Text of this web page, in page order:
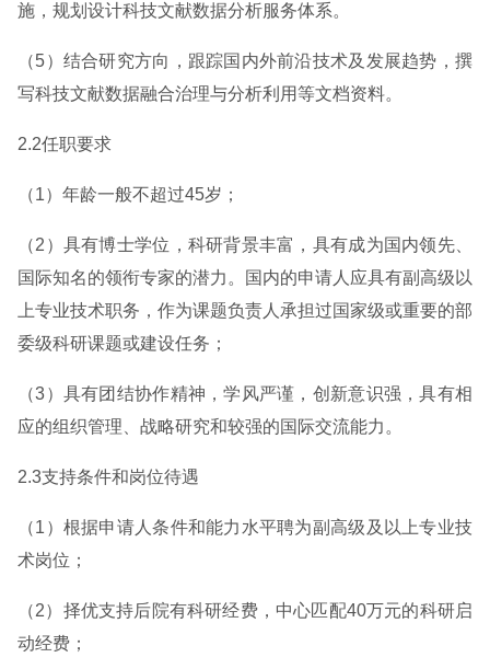
施，规划设计科技文献数据分析服务体系。
（5）结合研究方向，跟踪国内外前沿技术及发展趋势，撰
写科技文献数据融合治理与分析利用等文档资料。
2.2任职要求
（1）年龄一般不超过45岁；
（2）具有博士学位，科研背景丰富，具有成为国内领先、
国际知名的领衔专家的潜力。国内的申请人应具有副高级以
上专业技术职务，作为课题负责人承担过国家级或重要的部
委级科研课题或建设任务；
（3）具有团结协作精神，学风严谨，创新意识强，具有相
应的组织管理、战略研究和较强的国际交流能力。
2.3支持条件和岗位待遇
（1）根据申请人条件和能力水平聘为副高级及以上专业技
术岗位；
（2）择优支持后院有科研经费，中心匹配40万元的科研启
动经费；